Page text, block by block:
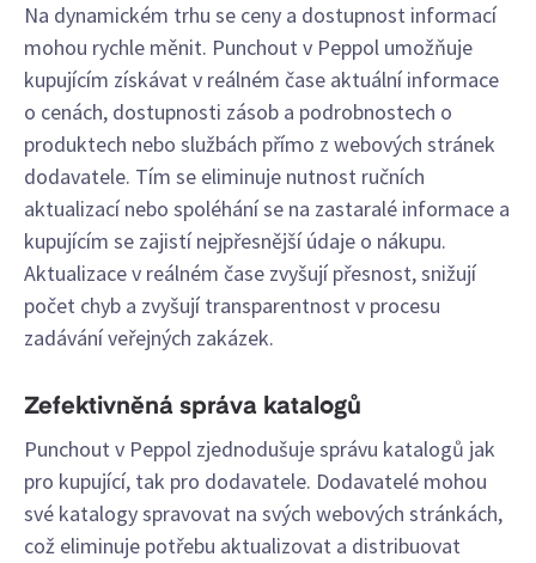
Na dynamickém trhu se ceny a dostupnost informací
mohou rychle měnit. Punchout v Peppol umožňuje
kupujícím získávat v reálném čase aktuální informace
o cenách, dostupnosti zásob a podrobnostech o
produktech nebo službách přímo z webových stránek
dodavatele. Tím se eliminuje nutnost ručních
aktualizací nebo spoléhání se na zastaralé informace a
kupujícím se zajistí nejpřesnější údaje o nákupu.
Aktualizace v reálném čase zvyšují přesnost, snižují
počet chyb a zvyšují transparentnost v procesu
zadávání veřejných zakázek.
Zefektivněná správa katalogů
Punchout v Peppol zjednodušuje správu katalogů jak
pro kupující, tak pro dodavatele. Dodavatelé mohou
své katalogy spravovat na svých webových stránkách,
což eliminuje potřebu aktualizovat a distribuovat